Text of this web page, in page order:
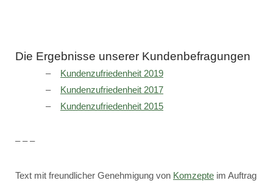
Die Ergebnisse unserer Kundenbefragungen
Kundenzufriedenheit 2019
Kundenzufriedenheit 2017
Kundenzufriedenheit 2015
– – –
Text mit freundlicher Genehmigung von Komzepte im Auftrag